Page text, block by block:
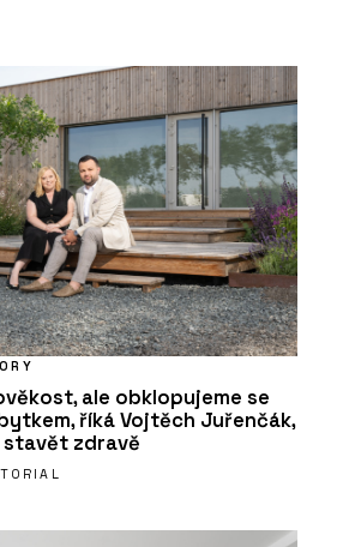
ale obklopujeme se
říká Vojtěch Juřenčák,
zdravě